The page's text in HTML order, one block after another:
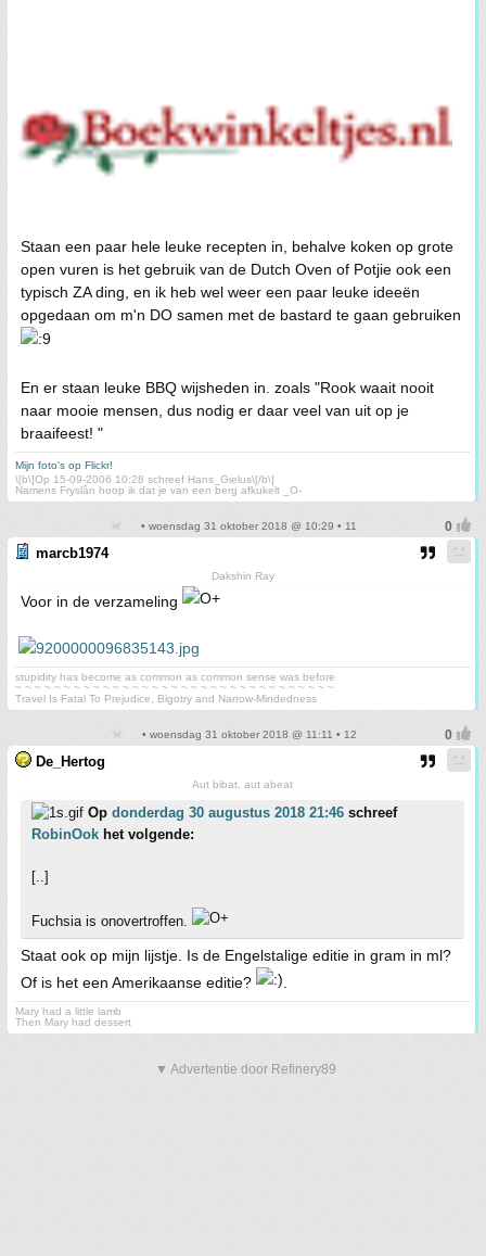
Staan een paar hele leuke recepten in, behalve koken op grote
open vuren is het gebruik van de Dutch Oven of Potjie ook een
typisch ZA ding, en ik heb wel weer een paar leuke ideeën
opgedaan om m'n DO samen met de bastard te gaan gebruiken
En er staan leuke BBQ wijsheden in. zoals "Rook waait nooit
naar mooie mensen, dus nodig er daar veel van uit op je
braaifeest! "
Mijn foto's op Flickr!
\[b\]Op 15-09-2006 10:28 schreef Hans_Gielus\[/b\]
Namens Fryslân hoop ik dat je van een berg afkukelt _O-
• woensdag 31 oktober 2018 @ 10:29 • 11
marcb1974
Dakshin Ray
Voor in de verzameling
stupidity has become as common as common sense was before
~ ~ ~ ~ ~ ~ ~ ~ ~ ~ ~ ~ ~ ~ ~ ~ ~ ~ ~ ~ ~ ~ ~ ~ ~ ~ ~ ~ ~ ~ ~ ~ ~
Travel Is Fatal To Prejudice, Bigotry and Narrow-Mindedness
• woensdag 31 oktober 2018 @ 11:11 • 12
De_Hertog
Aut bibat, aut abeat
Op donderdag 30 augustus 2018 21:46 schreef
RobinOok het volgende:
[..]
Fuchsia is onovertroffen.
Staat ook op mijn lijstje. Is de Engelstalige editie in gram in ml?
Of is het een Amerikaanse editie?
Mary had a little lamb
Then Mary had dessert
▼ Advertentie door Refinery89